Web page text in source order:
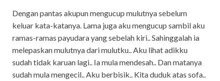
Dengan pantas akupun mengucup mulutnya sebelum
keluar kata-katanya. Lama juga aku mengucup sambil aku
ramas-ramas payudara yang sebelah kiri.. Sahinggalah ia
melepaskan mulutnya dari mulutku.. Aku lihat adikku
sudah tidak karuan lagi.. Ia mula mendesah.. Dan matanya
sudah mula mengecil.. Aku berbisik.. Kita duduk atas sofa..